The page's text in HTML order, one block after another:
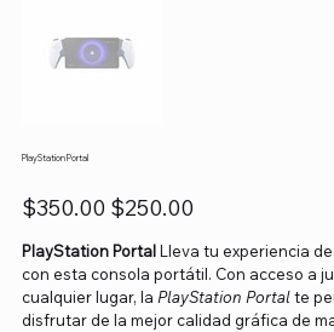
PlayStation Portal
Precio
original
$350.00 Precio
de
$250.00
PlayStation PortalLleva tu experiencia
con esta consola portátil. Con acceso a
cualquier lugar, la PlayStation Portalte
disfrutar de la mejor calidad gráfica de